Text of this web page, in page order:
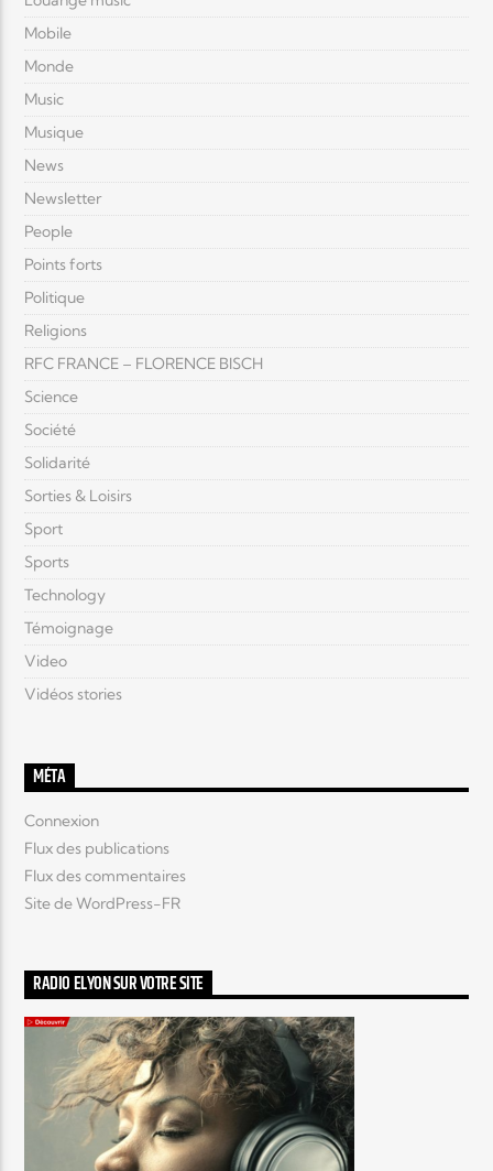
Mobile
Monde
Music
Musique
News
Newsletter
People
Points forts
Politique
Religions
RFC FRANCE – FLORENCE BISCH
Science
Société
Solidarité
Sorties & Loisirs
Sport
Sports
Technology
Témoignage
Video
Vidéos stories
MÉTA
Connexion
Flux des publications
Flux des commentaires
Site de WordPress-FR
RADIO ELYON SUR VOTRE SITE